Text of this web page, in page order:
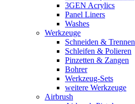
3GEN Acrylics
Panel Liners
Washes
Werkzeuge
Schneiden & Trennen
Schleifen & Polieren
Pinzetten & Zangen
Bohrer
Werkzeug-Sets
weitere Werkzeuge
Airbrush